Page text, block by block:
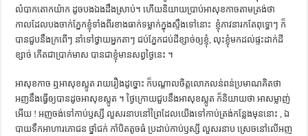
លំបាក​តោកយ៉ាក​ ដូច​បង​ឯង​ដឹង​ស្រាប់។ ហើយ​និយាយ​ប្រាប់​អា​សុខ​កាច​តាម​ត្រង់​ថា
កាល​ដែល​បង​ចាក់​ភ្នែក​ខ្ញុំ​ទាំង​ពីរ​ខាង​ធាក់​ទម្លាក់​ក្នុង​ស្ទឹង​ទៅ​នោះ ​ ខ្ញុំ​ភាវនា​រក​តែ​ពុទ្ធោៗ​ ក៏​
បាន​ជួប​នឹង​ក្រពើៗ​ នាំ​ទៅ​ថ្វាយ​អ្នកតាៗ​ ជប់​ភ្នែក​ជប់​ដី​ខ្សាច់​ឲ្យ​ខ្ញុំ, លុះ​ខ្ញុំ​មក​ដល់​ផ្ទះ​ដាក់​ដី​
ខ្សាច់​ កើត​ជា​ប្រាក់​មាស​ បាន​ជា​ខ្ញុំ​មាន​សព្វ​ថ្ងៃ​នេះ ។
អា​សុខ​កាច​ ឮ​អា​សុខ​ស្លូត​ រាយ​រឿង​ដូច្នោះ​ ក៏​បណ្ដាល​ចិត្ត​លោភលន់​ពន់​ប្រមាណ​គិត​ថា
អញ​នឹង​ធ្វើ​ឲ្យ​បាន​ដូច​អា​សុខ​ស្លូត ។ ថ្ងៃ​ក្រោយ​ជួប​នឹង​អា​សុខ​ស្លូត​ ក៏​និយាយ​ថា អា​សម្លាញ់​
អើយ ! អញ​ចង់​ទៅ​កាប់​ឫស្សី​ លួស​រនាប​នៅ​ព្រៃ​ដែល​យើង​ទៅ​កាប់​ត្រង់​កន្លែង​មុន​នោះ , ឯ​
បាយ​ទឹក​អាហារ​ភោជន​ ថ្នាំ​ជក់​ កាំបិត​តូច​ធំ​ ប្រដាប់​កាប់​ឫស្សី​ លួស​រនាប​ ស្រេច​នៅ​លើ​អញ​